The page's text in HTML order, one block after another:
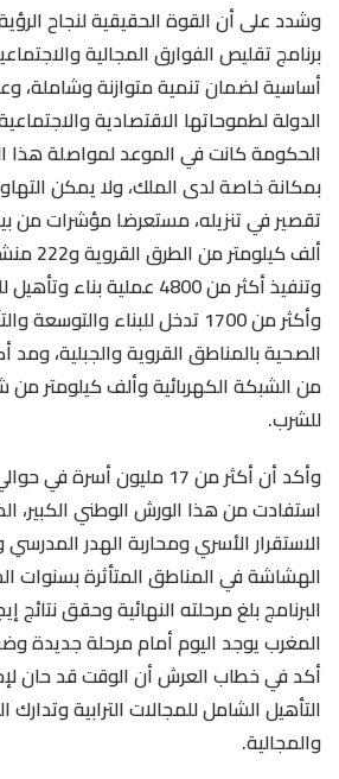
وشدد على أن القوة الحقيقية لنجاح
برنامج تقليص الفوارق المجالية
أساسية لضمان تنمية متوازنة وشاملة،
الدولة لطموحاتها الاقتصادية
الحكومة كانت في الموعد لمواصلة
بمكانة خاصة لدى الملك، ولا يمكن
ألف
وتنفيذ أكثر من 4800 عملية
وأكثر من 1700 تدخل للبناء
من الشبكة الكهربائية وألف كيلومتر من
للشرب.
استفادت من هذا الورش الوطني الكبير،
الاستقرار الأسري ومحاربة الهدر
الهشاشة في المناطق المتأثرة بسنوات
البرنامج بلغ مرحلته النهائية وحقق نتائج
المغرب يوجد اليوم أمام مرحلة جديدة
أكد في خطاب العرش أن الوقت قد حان
التأهيل الشامل للمجالات الترابية وتدارك
والمجالية.